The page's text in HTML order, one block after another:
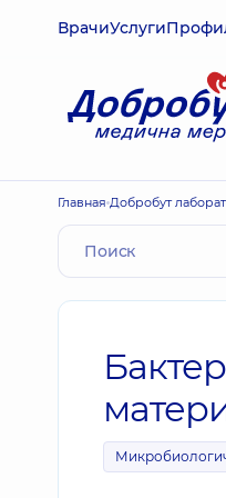
ВрачиУслуги
Главная Добробут